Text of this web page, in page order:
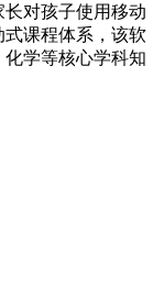
对孩子使用移动
课程体系，该软
学等核心学科知